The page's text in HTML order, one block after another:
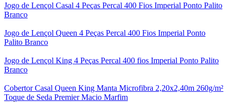
Jogo de Lençol Casal 4 Peças Percal 400 Fios Imperial Ponto Palito
Branco
Jogo de Lençol Queen 4 Peças Percal 400 Fios Imperial Ponto
Palito Branco
Jogo de Lençol King 4 Peças Percal 400 fios Imperial Ponto Palito
Branco
Cobertor Casal Queen King Manta Microfibra 2,20x2,40m 260g/m²
Toque de Seda Premier Macio Marfim